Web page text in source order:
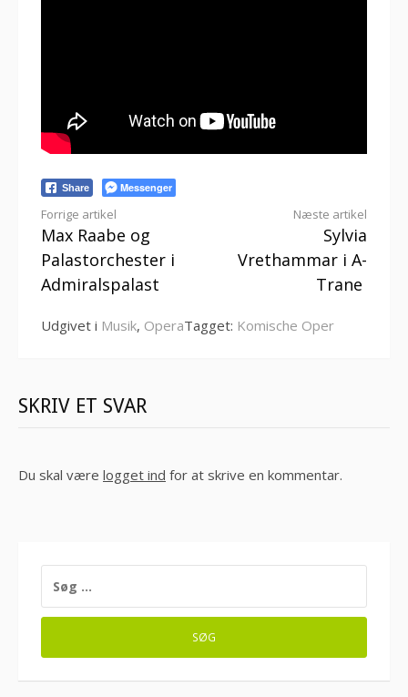
Share Messenger
Læs
videre
Forrige artikel
Max Raabe og
Palastorchester i
Admiralspalast
Næste artikel
Sylvia
Vrethammar i A-
Trane
Udgivet i Musik, OperaTagget: Komische Oper
SKRIV ET SVAR
Du skal være logget ind for at skrive en kommentar.
EFTER: